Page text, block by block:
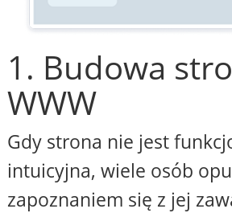
1. Budowa
WWW
Gdy strona nie jest
intuicyjna, wiele osób
zapoznaniem się z jej